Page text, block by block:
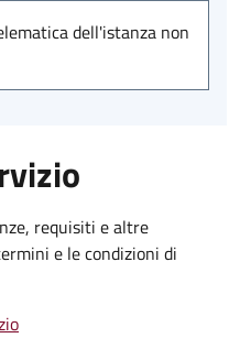
dell'istanza non
requisiti e altre
e le condizioni di